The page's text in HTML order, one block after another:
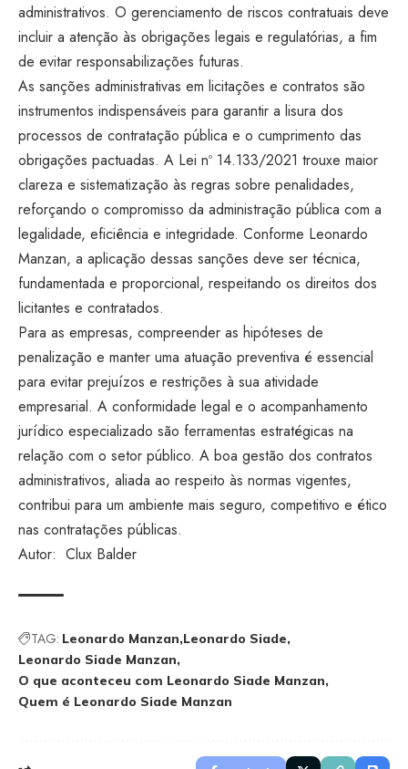
administrativos. O gerenciamento de riscos contratuais deve
incluir a atenção às obrigações legais e regulatórias, a fim
de evitar responsabilizações futuras.
As sanções administrativas em licitações e contratos são
instrumentos indispensáveis para garantir a lisura dos
processos de contratação pública e o cumprimento das
obrigações pactuadas. A Lei nº 14.133/2021 trouxe maior
clareza e sistematização às regras sobre penalidades,
reforçando o compromisso da administração pública com a
legalidade, eficiência e integridade. Conforme Leonardo
Manzan, a aplicação dessas sanções deve ser técnica,
fundamentada e proporcional, respeitando os direitos dos
licitantes e contratados.
Para as empresas, compreender as hipóteses de
penalização e manter uma atuação preventiva é essencial
para evitar prejuízos e restrições à sua atividade
empresarial. A conformidade legal e o acompanhamento
jurídico especializado são ferramentas estratégicas na
relação com o setor público. A boa gestão dos contratos
administrativos, aliada ao respeito às normas vigentes,
contribui para um ambiente mais seguro, competitivo e ético
nas contratações públicas.
Autor: Clux Balder
TAG: Leonardo Manzan Leonardo Siade
Leonardo Siade Manzan
O que aconteceu com Leonardo Siade Manzan
Quem é Leonardo Siade Manzan